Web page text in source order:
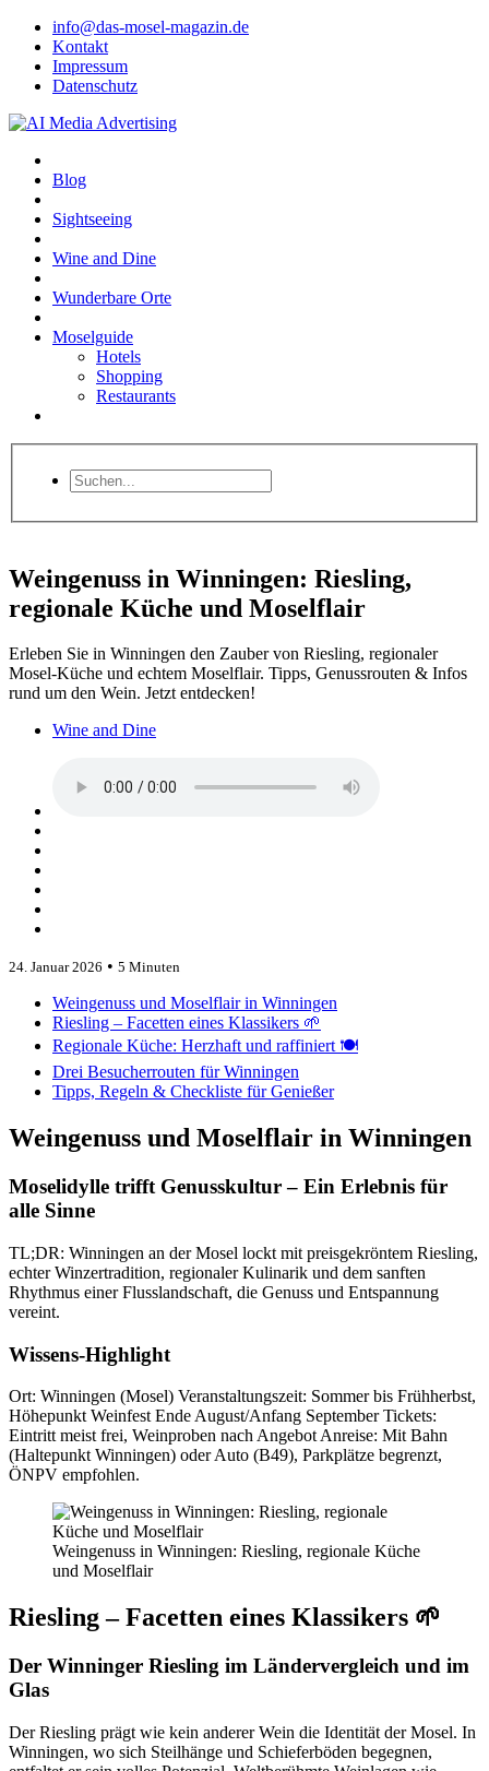
info@das-mosel-magazin.de
Kontakt
Impressum
Datenschutz
Blog
Sightseeing
Wine and Dine
Wunderbare Orte
Moselguide
Hotels
Shopping
Restaurants
Weingenuss in Winningen: Riesling,
regionale Küche und Moselflair
Erleben Sie in Winningen den Zauber von Riesling, regionaler
Mosel-Küche und echtem Moselflair. Tipps, Genussrouten & Infos
rund um den Wein. Jetzt entdecken!
Wine and Dine
24. Januar 2026 • 5 Minuten
Weingenuss und Moselflair in Winningen
Riesling – Facetten eines Klassikers 🌱
Regionale Küche: Herzhaft und raffiniert 🍽️
Drei Besucherrouten für Winningen
Tipps, Regeln & Checkliste für Genießer
Weingenuss und Moselflair in Winningen
Moselidylle trifft Genusskultur – Ein Erlebnis für
alle Sinne
TL;DR: Winningen an der Mosel lockt mit preisgekröntem Riesling,
echter Winzertradition, regionaler Kulinarik und dem sanften
Rhythmus einer Flusslandschaft, die Genuss und Entspannung
vereint.
Wissens-Highlight
Ort: Winningen (Mosel) Veranstaltungszeit: Sommer bis Frühherbst,
Höhepunkt Weinfest Ende August/Anfang September Tickets:
Eintritt meist frei, Weinproben nach Angebot Anreise: Mit Bahn
(Haltepunkt Winningen) oder Auto (B49), Parkplätze begrenzt,
ÖNPV empfohlen.
Weingenuss in Winningen: Riesling, regionale Küche
und Moselflair
Riesling – Facetten eines Klassikers 🌱
Der Winninger Riesling im Ländervergleich und im
Glas
Der Riesling prägt wie kein anderer Wein die Identität der Mosel. In
Winningen, wo sich Steilhänge und Schieferböden begegnen,